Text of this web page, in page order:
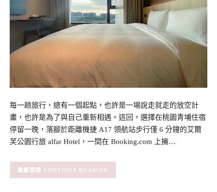
每一趟旅行，總有一個起點，也許是一場說走就走的放空計
畫，也許是為了與自己重新相遇。這回，選擇在桃園青埔住宿
停留一晚，落腳於距離機捷 A17 領航站步行僅 6 分鐘的艾爾
芙公園行旅 alfar Hotel，一間在 Booking.com 上擁…
CONTINUE READING